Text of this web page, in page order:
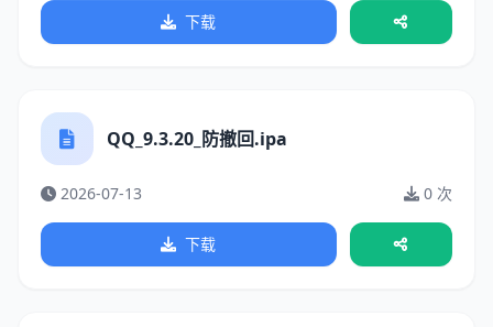
下载
QQ_9.3.20_防撤回.ipa
2026-07-13 0 次
下载